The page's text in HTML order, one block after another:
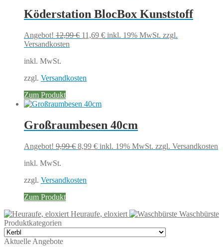
Köderstation BlocBox Kunststoff
Angebot! 12,99€ Ursprünglicher
11,69 €Aktueller
inkl. 19% MwSt. zzgl.
Versandkosten
inkl. MwSt.
zzgl. Versandkosten
Zum Produkt
Großraumbesen 40cm
Angebot! 9,99€ Ursprünglicher
8,99 €Aktueller
inkl. 19% MwSt. zzgl. Versandkosten
inkl. MwSt.
zzgl. Versandkosten
Zum Produkt
Heuraufe, eloxiert
Waschbürste
Produktkategorien
Aktuelle Angebote